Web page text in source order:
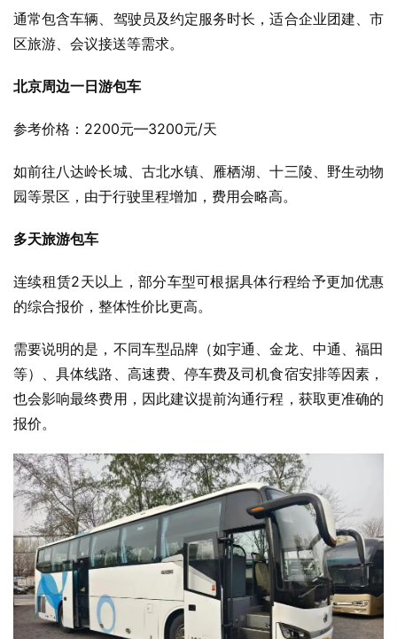
通常包含车辆、驾驶员及约定服务时长，适合企业团建、市
区旅游、会议接送等需求。
北京周边一日游包车
参考价格：2200元—3200元/天
如前往八达岭长城、古北水镇、雁栖湖、十三陵、野生动物
园等景区，由于行驶里程增加，费用会略高。
多天旅游包车
连续租赁2天以上，部分车型可根据具体行程给予更加优惠
的综合报价，整体性价比更高。
需要说明的是，不同车型品牌（如宇通、金龙、中通、福田
等）、具体线路、高速费、停车费及司机食宿安排等因素，
也会影响最终费用，因此建议提前沟通行程，获取更准确的
报价。